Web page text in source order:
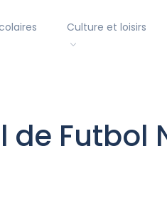
Culture et loisirs
Futbol